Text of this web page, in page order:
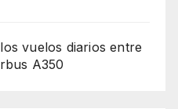
vuelos diarios entre
A350